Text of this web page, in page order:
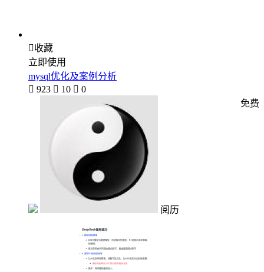
收藏
立即使用
mysql优化及案例分析
 923  10  0
阅历
免费